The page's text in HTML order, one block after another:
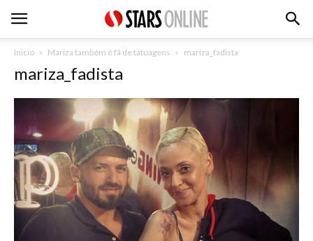
Inicio Mariza também é fã de tatuagens mariza_fadista
mariza_fadista